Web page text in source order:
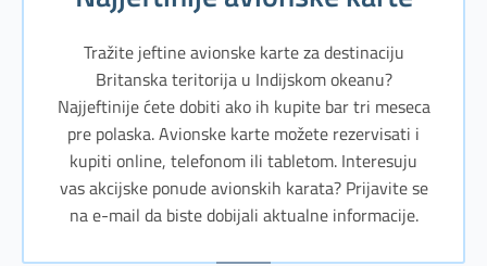
Tražite jeftine avionske karte za destinaciju
Britanska teritorija u Indijskom okeanu?
Najjeftinije ćete dobiti ako ih kupite bar tri meseca
pre polaska. Avionske karte možete rezervisati i
kupiti online, telefonom ili tabletom. Interesuju
vas akcijske ponude avionskih karata? Prijavite se
na e-mail da biste dobijali aktualne informacije.